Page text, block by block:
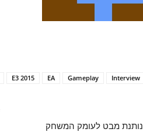
E3 2015 EA Gameplay Interview
מפתחת Battleborn נותנת מבט לעומק המשחק